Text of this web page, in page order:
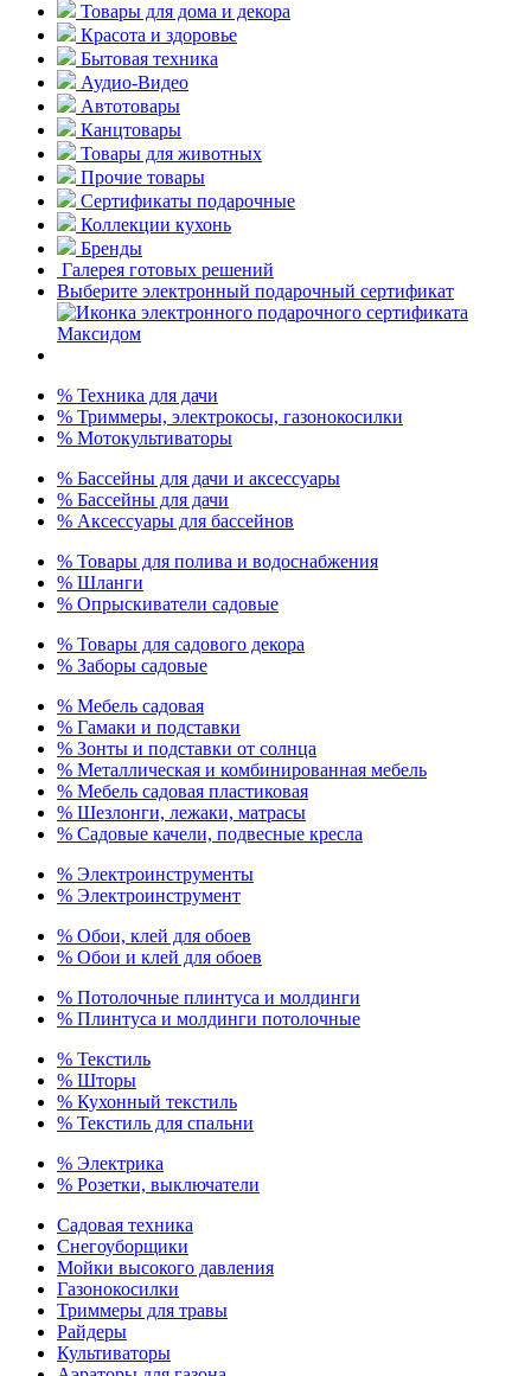
Товары для дома и декора
Красота и здоровье
Бытовая техника
Аудио-Видео
Автотовары
Канцтовары
Товары для животных
Прочие товары
Сертификаты подарочные
Коллекции кухонь
Бренды
Галерея готовых решений
Выберите электронный подарочный сертификат
% Техника для дачи
% Триммеры, электрокосы, газонокосилки
% Мотокультиваторы
% Бассейны для дачи и аксессуары
% Бассейны для дачи
% Аксессуары для бассейнов
% Товары для полива и водоснабжения
% Шланги
% Опрыскиватели садовые
% Товары для садового декора
% Заборы садовые
% Мебель садовая
% Гамаки и подставки
% Зонты и подставки от солнца
% Металлическая и комбинированная мебель
% Мебель садовая пластиковая
% Шезлонги, лежаки, матрасы
% Садовые качели, подвесные кресла
% Электроинструменты
% Электроинструмент
% Обои, клей для обоев
% Обои и клей для обоев
% Потолочные плинтуса и молдинги
% Плинтуса и молдинги потолочные
% Текстиль
% Шторы
% Кухонный текстиль
% Текстиль для спальни
% Электрика
% Розетки, выключатели
Садовая техника
Снегоуборщики
Мойки высокого давления
Газонокосилки
Триммеры для травы
Райдеры
Культиваторы